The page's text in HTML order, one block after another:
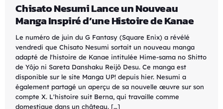
Chisato Nesumi Lance un Nouveau
Manga Inspiré d’une Histoire de Kanae
Le numéro de juin du G Fantasy (Square Enix) a révélé
vendredi que Chisato Nesumi sortait un nouveau manga
adapté de l'histoire de Kanae intitulée Hime-sama no Shitto
de Yôjo ni Sareta Danshaku Reijô Desu. Ce manga est
disponible sur le site Manga UP! depuis hier. Nesumi a
également partagé un aperçu de sa nouvelle œuvre sur son
compte X. L'histoire suit Berna, qui travaille comme
domestique dans un château. […]